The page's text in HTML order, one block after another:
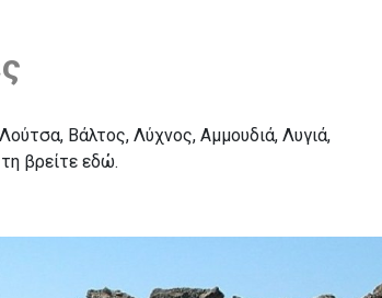
Βάλτος, Λύχνος, Αμμουδιά, Λυγιά,
βρείτε εδώ.